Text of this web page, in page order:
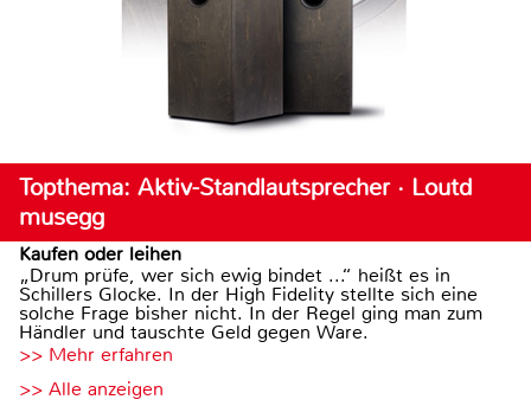
Topthema: Aktiv-Standlautsprecher · Loutd
musegg
Kaufen oder leihen
„Drum prüfe, wer sich ewig bindet ...“ heißt es in
Schillers Glocke. In der High Fidelity stellte sich eine
solche Frage bisher nicht. In der Regel ging man zum
Händler und tauschte Geld gegen Ware.
>> Mehr erfahren
>> Alle anzeigen